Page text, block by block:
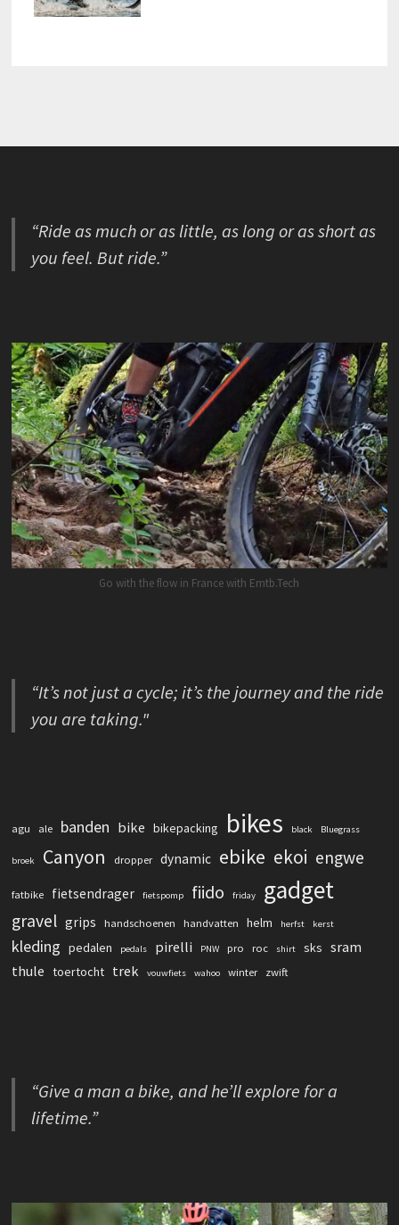
“Ride as much or as little, as long or as short as
you feel. But ride.”
Go with the flow in France with Emtb.Tech
“It’s not just a cycle; it’s the journey and the ride
you are taking."
agu ale banden bike bikepacking bikes black Bluegrass
broek Canyon dropper dynamic ebike ekoi engwe
fatbike fietsendrager fietspomp fiido friday gadget
gravel grips handschoenen handvatten helm herfst kerst
kleding pedalen pedals pirelli PNW pro roc shirt sks sram
thule toertocht trek vouwfiets wahoo winter zwift
“Give a man a bike, and he’ll explore for a
lifetime.”